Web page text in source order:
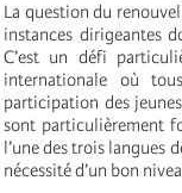
La question du
instances dirigeantes
C’est un défi
internationale où
participation des
sont particulièrement
l’une des trois langues
nécessité d’un bon